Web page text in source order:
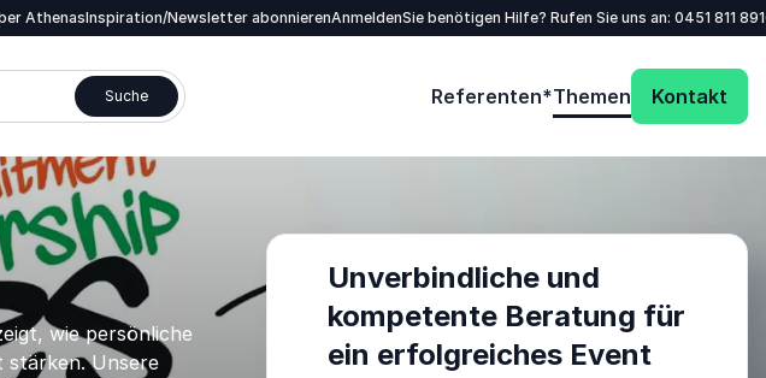
AthenasInspiration/Newsletter abonnierenAnmeldenSie benötigen Hilfe? Rufen Sie uns an: 0451 811
Suche Referenten*Themen Kontakt
wie persönliche
stärken. Unsere
Unverbindliche und
kompetente Beratung für
ein erfolgreiches Event